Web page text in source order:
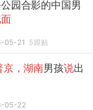
园合影的中国男
05-21 5跟贴
，湖南男孩说出
05-22